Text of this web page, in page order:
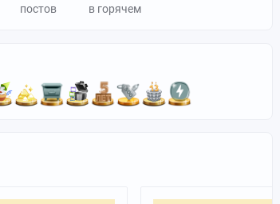
постов в горячем